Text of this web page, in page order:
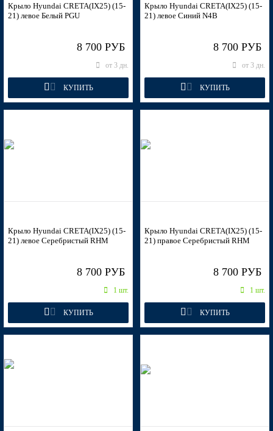
PR2, R4R - FIERY RED, POMEGRANATE RED, 파이어리 레드
PR2, R4R - FIERY RED, POMEGRANATE RED, 파이어리 레드
N4U,N4B - MARINA BLUE, 마리나 블루 (Синий)
N4U,N4B - MARINA BLUE, 마리나 블루 (Синий)
Крыло Hyundai CRETA(IX25) (15-
21) левое Белый PGU
8 700 РУБ
от 3 дн.
КУПИТЬ
Крыло Hyundai CRETA(IX25) (15-
21) левое Синий N4B
8 700 РУБ
от 3 дн.
КУПИТЬ
Крыло Hyundai CRETA(IX25) (15-
21) левое Серебристый RHM
8 700 РУБ
1 шт.
КУПИТЬ
Крыло Hyundai CRETA(IX25) (15-
21) правое Серебристый RHM
8 700 РУБ
1 шт.
КУПИТЬ